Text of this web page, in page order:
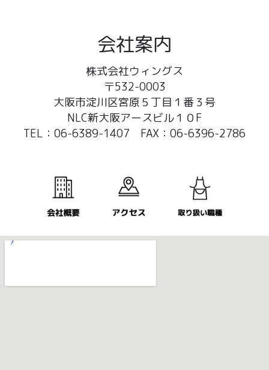
会社案内
株式会社ウィングス
〒532-0003
大阪市淀川区宮原５丁目１番３号
NLC新大阪アースビル１０F
TEL：06-6389-1407 FAX：06-6396-2786